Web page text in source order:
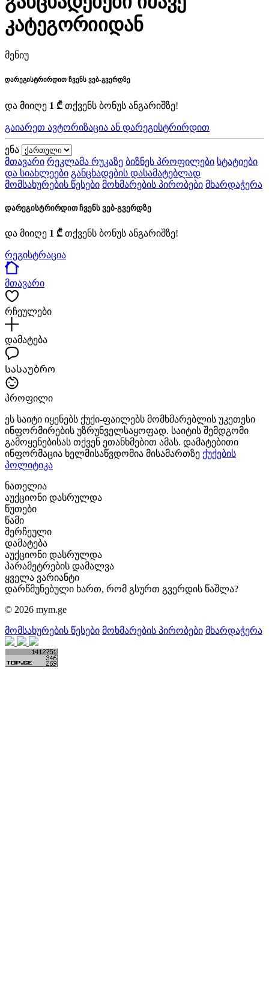
კატეგორიიდან
მენიუ
დარეგისტრირდით ჩვენს ვებ-გვერდზე
და მიიღე 1 ₾ თქვენს ბონუს ანგარიშზე!
გაიარეთ ავტორიზაცია ან დარეგისტრირდით
ენა
მთავარი რეკლამა რუკაზე ბიზნეს პროფილები სტატიები
და სიახლეები განცხადების დასამატებლად
მომსახურების წესები მოხმარების პირობები მხარდაჭერა
დარეგისტრირდით ჩვენს ვებ-გვერდზე
და მიიღე 1 ₾ თქვენს ბონუს ანგარიშზე!
რეგისტრაცია
მთავარი
რჩეულები
დამატება
Სასაუბრო
პროფილი
ეს საიტი იყენებს ქუქი-ფაილებს მომხმარებლის უკეთესი
ინფორმირების უზრუნველსაყოფად. საიტის შემდგომი
გამოყენებისას თქვენ ეთანხმებით ამას. დამატებითი
ინფორმაცია ხელმისაწვდომია მისამართზე ქუქების
პოლიტიკა
ნათელია
აუქციონი დასრულდა
წუთები
წამი
შერჩეული
დამატება
აუქციონი დასრულდა
პარამეტრების დამალვა
ყველა ვარიანტი
დარწმუნებული ხართ, რომ გსურთ გვერდის წაშლა?
© 2026 mym.ge
მომსახურების წესები მოხმარების პირობები მხარდაჭერა